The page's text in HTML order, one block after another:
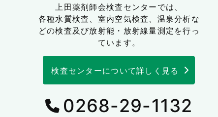
上田薬剤師会検査センターでは、
各種水質検査、室内空気検査、温泉分析な
どの検査及び放射能・放射線量測定を行っ
ています。
検査センターについて詳しく見る
0268-29-1132